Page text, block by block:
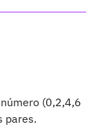
(0,2,4,6
pares.